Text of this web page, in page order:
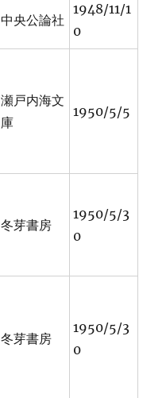
中央公論社
1948/11/1
0
瀬戸内海文
庫
1950/5/5
冬芽書房
1950/5/3
0
冬芽書房
1950/5/3
0